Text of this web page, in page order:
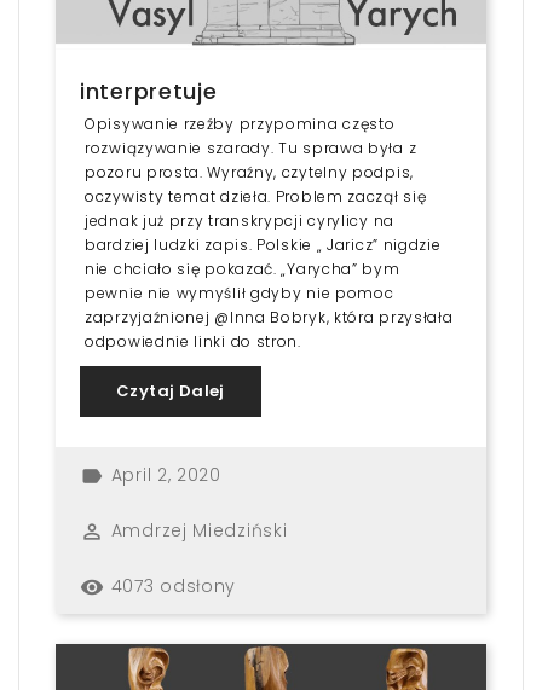
interpretuje
Opisywanie rzeźby przypomina często
rozwiązywanie szarady. Tu sprawa była z
pozoru prosta. Wyraźny, czytelny podpis,
oczywisty temat dzieła. Problem zaczął się
jednak już przy transkrypcji cyrylicy na
bardziej ludzki zapis. Polskie „ Jaricz” nigdzie
nie chciało się pokazać. „Yarycha” bym
pewnie nie wymyślił gdyby nie pomoc
zaprzyjaźnionej @Inna Bobryk, która przysłała
odpowiednie linki do stron.
Czytaj Dalej
label April 2, 2020
perm_identity Amdrzej Miedziński
remove_red_eye 4073 odsłony